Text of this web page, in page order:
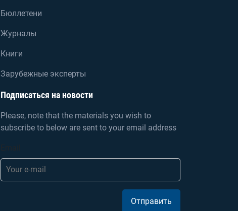
Бюллетени
Журналы
Книги
Зарубежные эксперты
Подписаться на новости
Please, note that the materials you wish to
subscribe to below are sent to your email address
Отправить